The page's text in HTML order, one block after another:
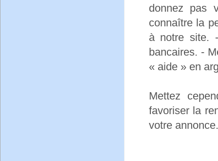
donnez pas
connaître la
à notre site.
bancaires. -
« aide » en
Mettez
favoriser la
votre annonce.